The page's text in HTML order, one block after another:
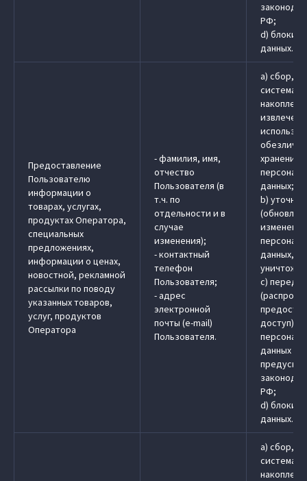
РФ;
d)
данных.
Предоставление
Пользователю
информации о
товарах, услугах,
продуктах Оператора,
специальных
предложениях,
информации о ценах,
новостной, рекламной
рассылки по поводу
указанных товаров,
услуг, продуктов
Оператора
- фамилия, имя,
отчество
Пользователя (в
т.ч. по
отдельности и в
случае
изменения);
- контактный
телефон
Пользователя;
- адрес
электронной
почты (e-mail)
Пользователя.
a) сбор,
хранение
данных;
b)
данных,
c)
доступ)
данных в
РФ;
d)
данных.
a) сбор,